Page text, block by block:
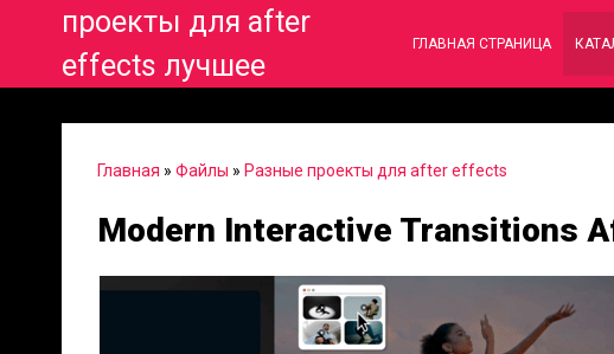
проекты для after
effects лучшее
ГЛАВНАЯ СТРАНИЦА
Главная » Файлы » Разные проекты для after effects
Modern Interactive Transitions